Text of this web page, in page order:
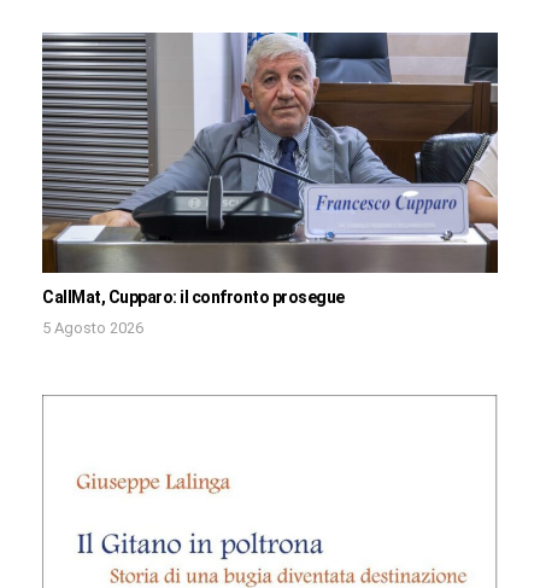
CallMat, Cupparo: il confronto prosegue
5 Agosto 2026